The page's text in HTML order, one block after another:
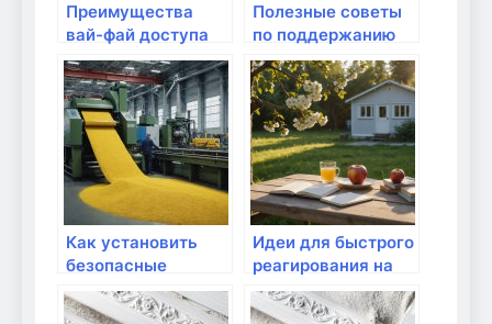
Преимущества
вай-фай доступа
для работы с
документами
Полезные советы
по поддержанию
сетевой
стабильности
Как установить
безопасные
настройки для
детей?
Идеи для быстрого
реагирования на
недоступности
интернета